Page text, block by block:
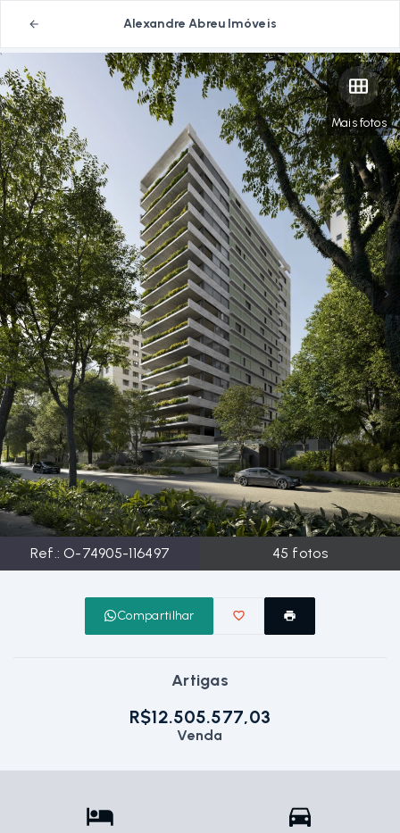
Alexandre Abreu Imóveis
Mais fotos
Ref.: O-74905-116497 45 fotos
Compartilhar
Artigas
R$12.505.577,03
Venda